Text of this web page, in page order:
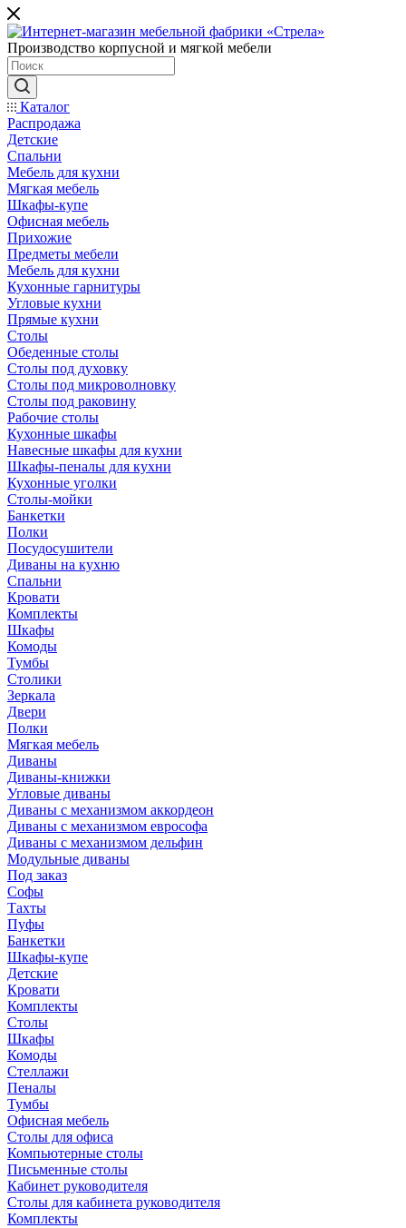
Производство корпусной и мягкой мебели
Каталог
Распродажа
Детские
Спальни
Мебель для кухни
Мягкая мебель
Шкафы-купе
Офисная мебель
Прихожие
Предметы мебели
Мебель для кухни
Кухонные гарнитуры
Угловые кухни
Прямые кухни
Столы
Обеденные столы
Столы под духовку
Столы под микроволновку
Столы под раковину
Рабочие столы
Кухонные шкафы
Навесные шкафы для кухни
Шкафы-пеналы для кухни
Кухонные уголки
Столы-мойки
Банкетки
Полки
Посудосушители
Диваны на кухню
Спальни
Кровати
Комплекты
Шкафы
Комоды
Тумбы
Столики
Зеркала
Двери
Полки
Мягкая мебель
Диваны
Диваны-книжки
Угловые диваны
Диваны с механизмом аккордеон
Диваны с механизмом еврософа
Диваны с механизмом дельфин
Модульные диваны
Под заказ
Софы
Тахты
Пуфы
Банкетки
Шкафы-купе
Детские
Кровати
Комплекты
Столы
Шкафы
Комоды
Стеллажи
Пеналы
Тумбы
Офисная мебель
Столы для офиса
Компьютерные столы
Письменные столы
Кабинет руководителя
Столы для кабинета руководителя
Комплекты